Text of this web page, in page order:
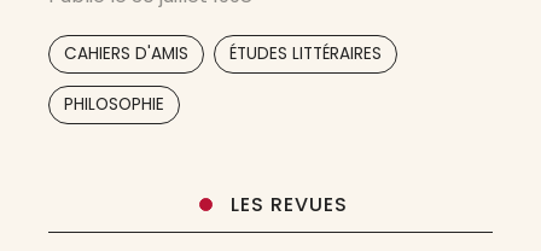
leur est adressée. Sont recherchées,
souhaitées et bienvenues
CAHIERS D'AMIS ÉTUDES LITTÉRAIRES
PHILOSOPHIE
LES REVUES